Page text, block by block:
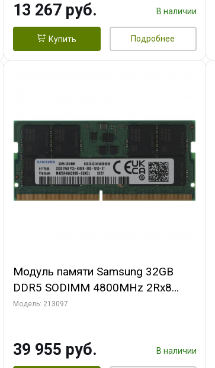
13 267 руб. В наличии
Купить Подробнее
Модуль памяти Samsung 32GB
DDR5 SODIMM 4800MHz 2Rx8
1.1V, M425R4GA3BB0-CQK
Модель: 213097
39 955 руб. В наличии